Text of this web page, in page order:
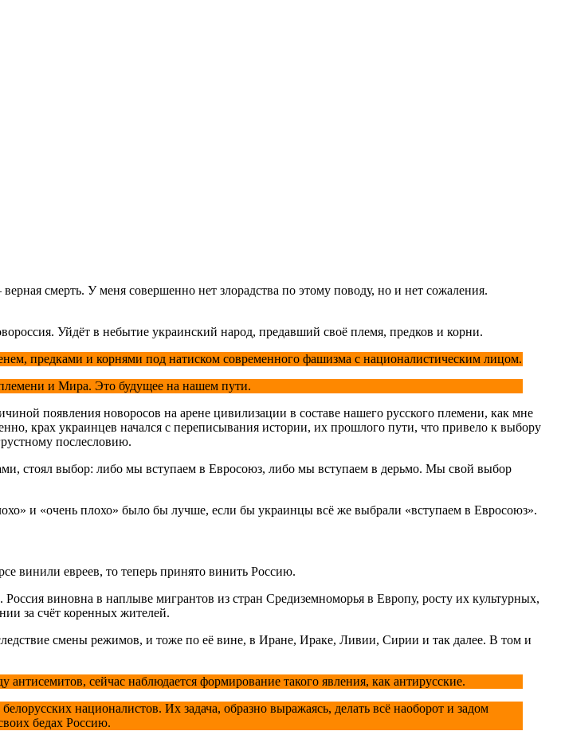
смерть. У меня совершенно нет злорадства по этому поводу, но и нет сожаления.
Уйдёт в небытие украинский народ, предавший своё племя, предков и корни.
предками и корнями под натиском современного фашизма с националистическим лицом.
и Мира. Это будущее на нашем пути.
появления новоросов на арене цивилизации в составе нашего русского племени, как мне
крах украинцев начался с переписывания истории, их прошлого пути, что привело к выбору
послесловию.
стоял выбор: либо мы вступаем в Евросоюз, либо мы вступаем в дерьмо. Мы свой выбор
и «очень плохо» было бы лучше, если бы украинцы всё же выбрали «вступаем в Евросоюз».
винили евреев, то теперь принято винить Россию.
виновна в наплыве мигрантов из стран Средиземноморья в Европу, росту их культурных,
за счёт коренных жителей.
смены режимов, и тоже по её вине, в Иране, Ираке, Ливии, Сирии и так далее. В том и
сейчас наблюдается формирование такого явления, как антирусские.
националистов. Их задача, образно выражаясь, делать всё наоборот и задом
бедах Россию.